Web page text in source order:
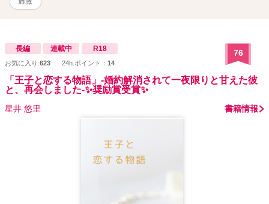
長編 連載中 R18
お気に入り:623 24h.ポイント： 14
76
「王子と恋する物語」-婚約解消されて一夜限りと甘えた彼
と、再会しました-✨奨励賞受賞✨
星井 悠里 書籍情報